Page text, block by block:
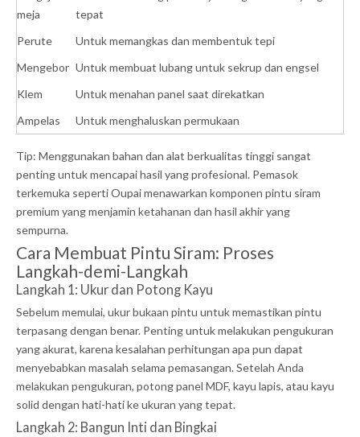
meja
tepat
Perute
Untuk memangkas dan membentuk tepi
Mengebor Untuk membuat lubang untuk sekrup dan engsel
Klem
Untuk menahan panel saat direkatkan
Ampelas
Untuk menghaluskan permukaan
Tip: Menggunakan bahan dan alat berkualitas tinggi sangat
penting untuk mencapai hasil yang profesional. Pemasok
terkemuka seperti Oupai menawarkan komponen pintu siram
premium yang menjamin ketahanan dan hasil akhir yang
sempurna.
Cara Membuat Pintu Siram: Proses
Langkah-demi-Langkah
Langkah 1: Ukur dan Potong Kayu
Sebelum memulai, ukur bukaan pintu untuk memastikan pintu
terpasang dengan benar. Penting untuk melakukan pengukuran
yang akurat, karena kesalahan perhitungan apa pun dapat
menyebabkan masalah selama pemasangan. Setelah Anda
melakukan pengukuran, potong panel MDF, kayu lapis, atau kayu
solid dengan hati-hati ke ukuran yang tepat.
Langkah 2: Bangun Inti dan Bingkai